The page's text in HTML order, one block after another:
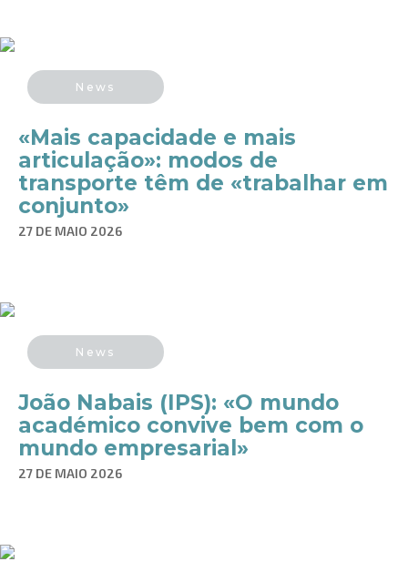
News
«Mais capacidade e mais
articulação»: modos de
transporte têm de «trabalhar em
conjunto»
27 DE MAIO 2026
News
João Nabais (IPS): «O mundo
académico convive bem com o
mundo empresarial»
27 DE MAIO 2026